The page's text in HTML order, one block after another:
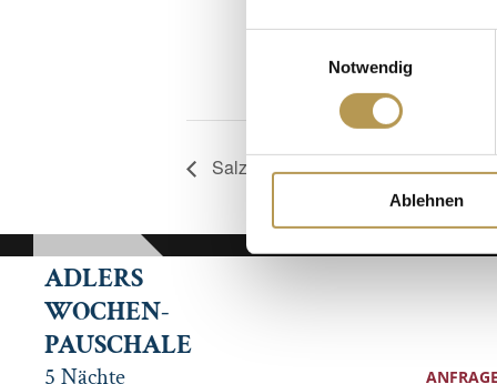
Notwendig
Ablehnen
ADLERS
WOCHEN-
PAUSCHALE
5 Nächte
Salzpeeling mit Esther